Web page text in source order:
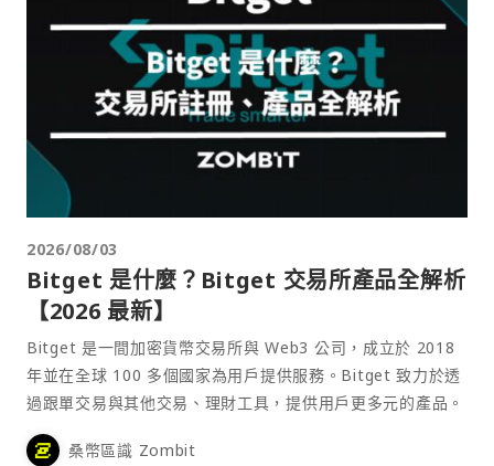
2026/08/03
Bitget 是什麼？Bitget 交易所產品全解析
【2026 最新】
Bitget 是一間加密貨幣交易所與 Web3 公司，成立於 2018
年並在全球 100 多個國家為用戶提供服務。Bitget 致力於透
過跟單交易與其他交易、理財工具，提供用戶更多元的產品。
桑幣區識 Zombit